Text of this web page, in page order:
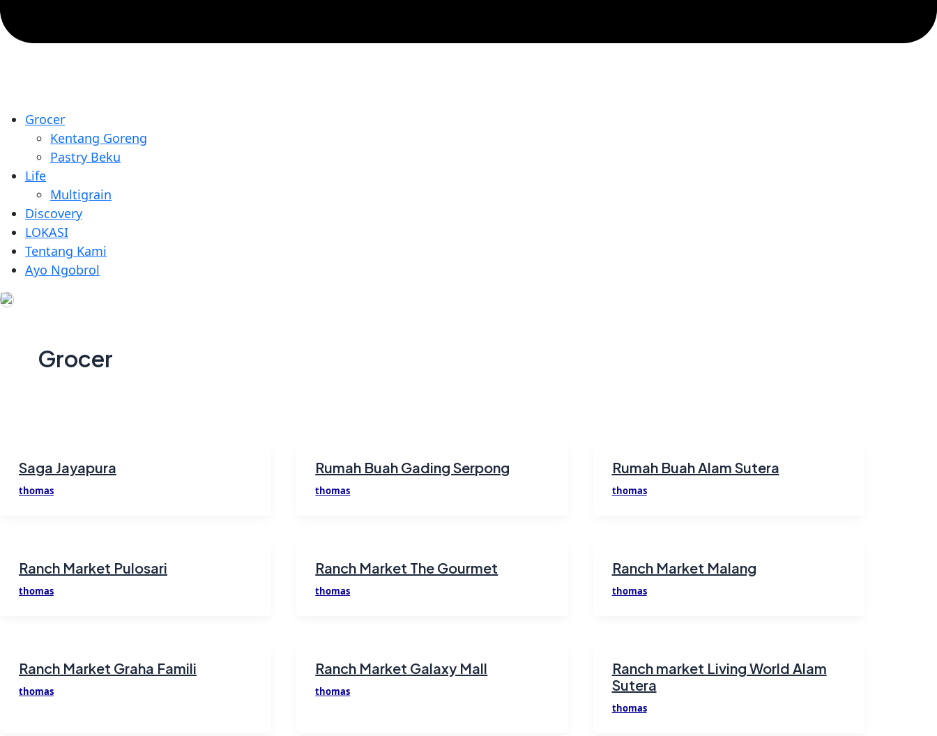
Grocer
Kentang Goreng
Pastry Beku
Life
Multigrain
Discovery
LOKASI
Tentang Kami
Ayo Ngobrol
Grocer
Saga Jayapura
thomas
Rumah Buah Gading Serpong
thomas
Rumah Buah Alam Sutera
thomas
Ranch Market Pulosari
thomas
Ranch Market The Gourmet
thomas
Ranch Market Malang
thomas
Ranch Market Graha Famili
thomas
Ranch Market Galaxy Mall
thomas
Ranch market Living World Alam
Sutera
thomas